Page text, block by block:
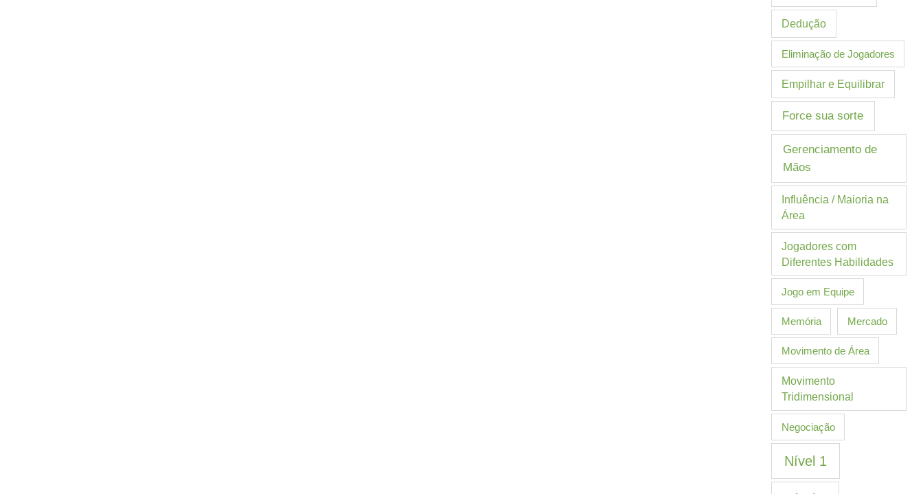
Dedução
Eliminação de Jogadores
Empilhar e Equilibrar
Force sua sorte
Gerenciamento de
Mãos
Influência / Maioria na
Área
Jogadores com
Diferentes Habilidades
Jogo em Equipe
Memória Mercado
Movimento de Área
Movimento
Tridimensional
Negociação
Nível 1